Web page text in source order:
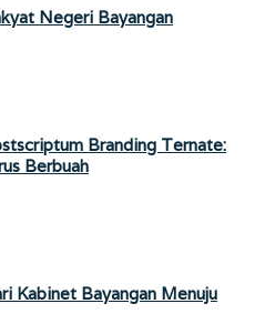
Negeri Bayangan
Branding Ternate:
Berbuah
Kabinet Bayangan Menuju